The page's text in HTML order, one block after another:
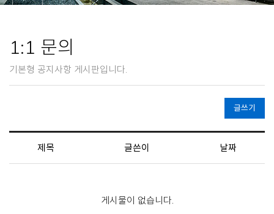
1:1 문의
기본형 공지사항 게시판입니다.
글쓰기
제목 글쓴이 날짜
게시물이 없습니다.